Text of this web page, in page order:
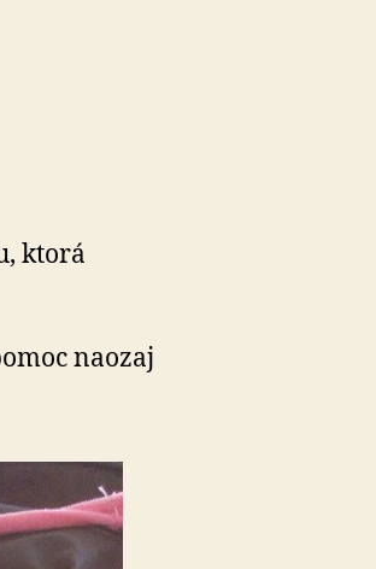
ktorá
naozaj